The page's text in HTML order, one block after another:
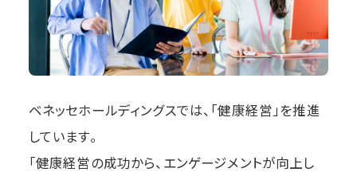
ベネッセホールディングスでは、「健康経営」を推進
しています。
「健康経営の成功から、エンゲージメントが向上し